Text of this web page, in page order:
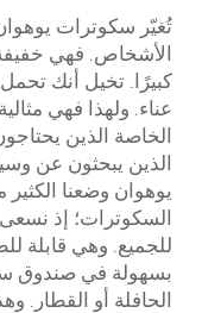
تُغيّر سكوترات
الأشخاص. فهي
كبيرًا. تخيل أنك
عناء. ولهذا فهي
الخاصة الذين
الذين يبحثون عن
يوهوان وضعنا
السكوترات؛ إذ
للجميع. وهي قابلة
بسهولة في صندوق
الحافلة أو القطار.